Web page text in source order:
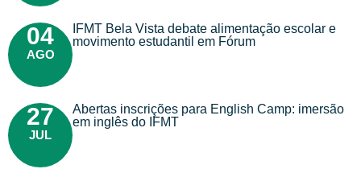
04
AGO
IFMT Bela Vista debate alimentação escolar e
movimento estudantil em Fórum
27
JUL
Abertas inscrições para English Camp: imersão
em inglês do IFMT